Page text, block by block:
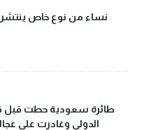
طائرة سعودية حطت قبل
الدولي وغادرت على